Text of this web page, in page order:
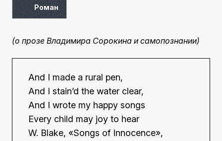
Роман
(о прозе Владимира Сорокина и самопознании)
And I made a rural pen,
And I stain’d the water clear,
And I wrote my happy songs
Every child may joy to hear
W. Blake, «Songs of Innocence»,